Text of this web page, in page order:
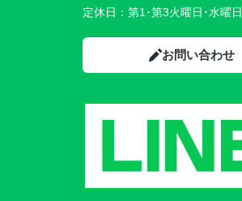
定休日： 第1･第3火曜日･水曜日
お問い合わせ